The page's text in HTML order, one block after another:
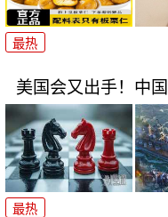
最热
美国会又出手！中
最热